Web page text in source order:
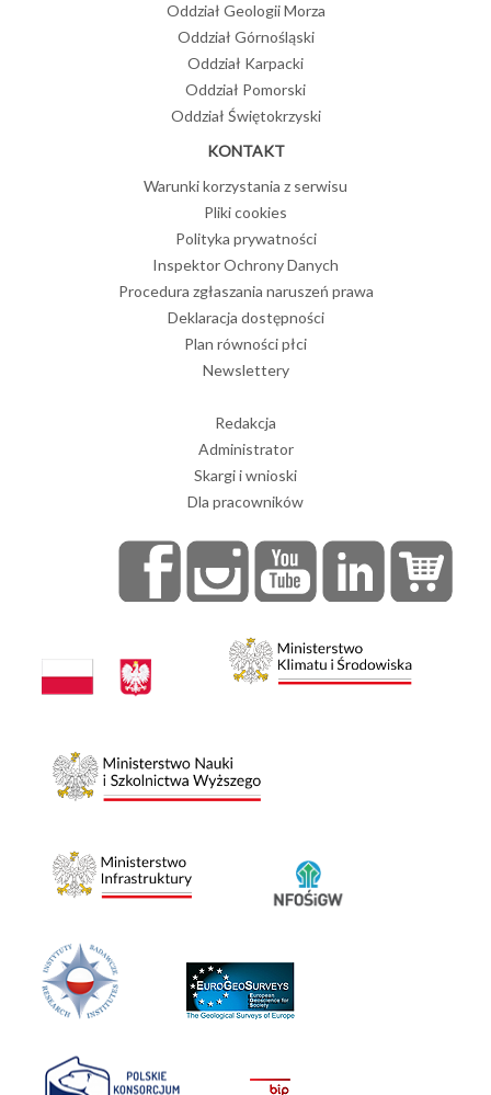
Oddział Geologii Morza
Oddział Górnośląski
Oddział Karpacki
Oddział Pomorski
Oddział Świętokrzyski
KONTAKT
Warunki korzystania z serwisu
Pliki cookies
Polityka prywatności
Inspektor Ochrony Danych
Procedura zgłaszania naruszeń prawa
Deklaracja dostępności
Plan równości płci
Newslettery
Redakcja
Administrator
Skargi i wnioski
Dla pracowników